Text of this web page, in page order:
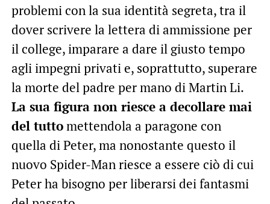
problemi con la sua identità segreta, tra il
dover scrivere la lettera di ammissione per
il college, imparare a dare il giusto tempo
agli impegni privati e, soprattutto, superare
la morte del padre per mano di Martin Li.
La sua figura non riesce a decollare mai
del tuttomettendola a paragone con
quella di Peter, ma nonostante questo il
nuovo Spider-Man riesce a essere ciò di cui
Peter ha bisogno per liberarsi dei fantasmi